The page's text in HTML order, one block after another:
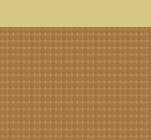
традиций,великая страна,история,тексты песен, описание песен, удобный каталог mp3 фольклора